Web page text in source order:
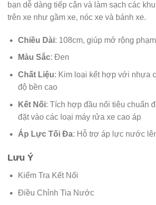
bạn dễ dàng tiếp cận và làm sạch các
trên xe như gầm xe, nóc xe và bánh xe.
Chiều Dài: 108cm, giúp mở rộng
Màu Sắc: Đen
Chất Liệu: Kim loại kết hợp với nhựa
độ bền cao
Kết Nối: Tích hợp đầu nối tiêu chuẩn
đặt vào các loại máy rửa xe cao áp
Áp Lực Tối Đa: Hỗ trợ áp lực nước
Lưu Ý
Kiểm Tra Kết Nối
Điều Chỉnh Tia Nước